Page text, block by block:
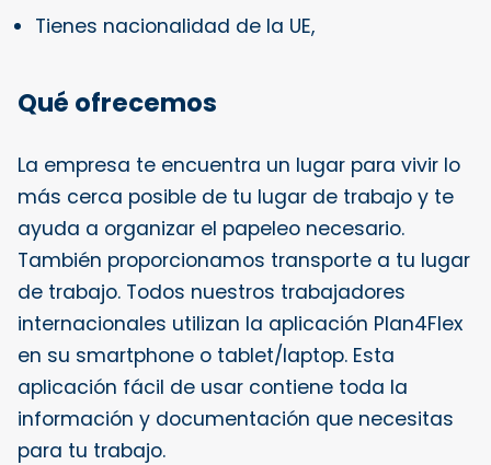
Tienes nacionalidad de la UE,
Qué ofrecemos
La empresa te encuentra un lugar para vivir lo
más cerca posible de tu lugar de trabajo y te
ayuda a organizar el papeleo necesario.
También proporcionamos transporte a tu lugar
de trabajo. Todos nuestros trabajadores
internacionales utilizan la aplicación Plan4Flex
en su smartphone o tablet/laptop. Esta
aplicación fácil de usar contiene toda la
información y documentación que necesitas
para tu trabajo.